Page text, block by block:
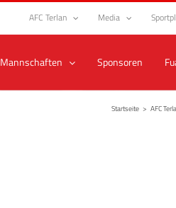
AFC Terlan Media
Mannschaften Sponsoren
Startseite > AFC